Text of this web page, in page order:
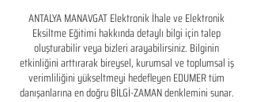
ANTALYA MANAVGAT Elektronik İhale ve Elektronik
Eksiltme Eğitimi hakkında detaylı bilgi için talep
oluşturabilir veya bizleri arayabilirsiniz. Bilginin
etkinliğini arttırarak bireysel, kurumsal ve toplumsal iş
verimliliğini yükseltmeyi hedefleyen​ EDUMER tüm
danışanlarına en doğru BİLGİ-ZAMAN denklemini sunar.